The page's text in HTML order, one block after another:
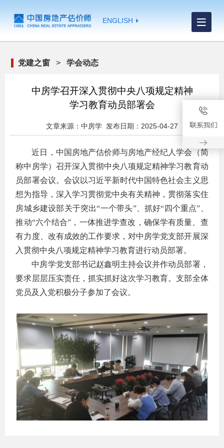
ENGLISH
党建之窗 > 学会动态
中房学召开深入贯彻中央八项规定精神
学习教育动员部署会
文章来源：中房学 发布日期：2025-04-27
近日，中国房地产估价师与房地产经纪人学会（简
称中房学）召开深入贯彻中央八项规定精神学习教育动
员部署会议。会议以习近平新时代中国特色社会主义思
想为指导，深入学习贯彻党中央有关精神，贯彻落实住
房城乡建设部关于突出“一个带头”、抓好“四个重点”、
推动“六个结合”，一体推进学查改，确保学有质量、查
有力度、改有成效的工作要求，对中房学党支部开展深
入贯彻中央八项规定精神学习教育进行动员部署。
中房学党支部书记赵鑫明主持会议并作动员部署，
要求层层压实责任，抓实抓好这次学习教育。支部全体
党员及入党积极分子参加了会议。